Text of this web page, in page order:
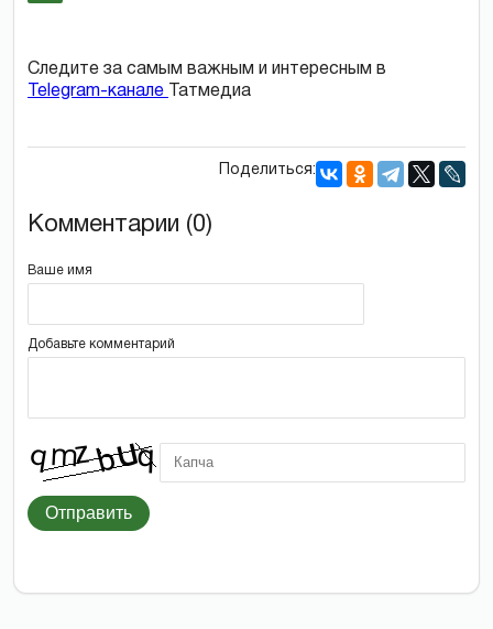
Следите за самым важным и интересным в
Telegram-канале
Татмедиа
Поделиться:
Комментарии (0)
Ваше имя
Добавьте комментарий
Отправить